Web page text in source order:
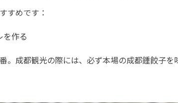
すめです：
を作る
成都観光の際には、必ず本場の成都鍾餃子を